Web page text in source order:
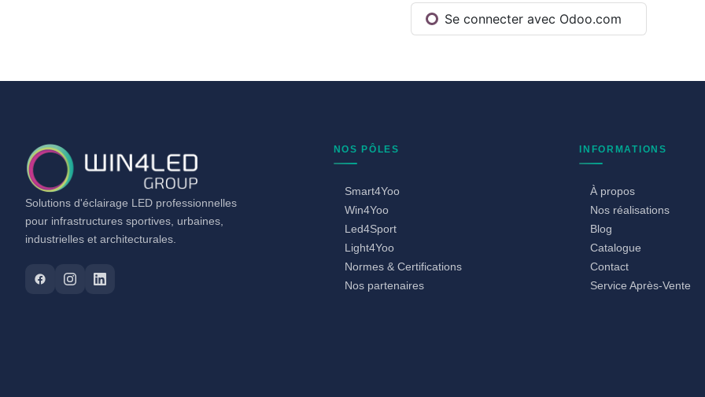
Se connecter avec Odoo.com
Solutions d'éclairage LED professionnelles
pour infrastructures sportives, urbaines,
industrielles et architecturales.
NOS PÔLES
Smart4Yoo
Win4Yoo
Led4Sport
Light4Yoo
Normes & Certifications
Nos partenaires
INFORMATIONS
À propos
Nos réalisations
Blog
Catalogue
Contact
Service Après-Vente